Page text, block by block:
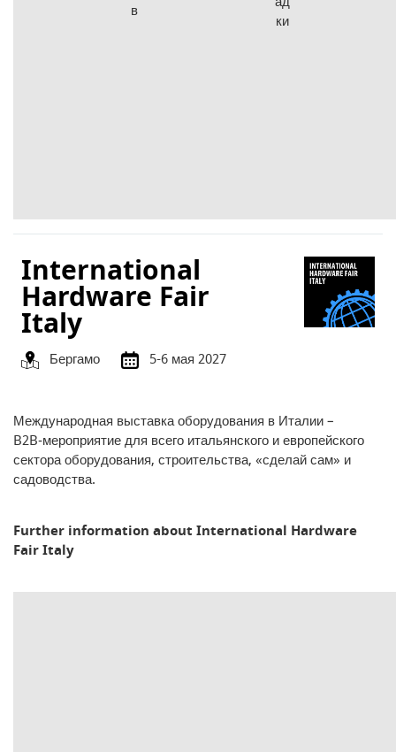
в
ки
International
Hardware Fair
Italy
Бергамо 5-6 мая 2027
Международная выставка оборудования в Италии –
B2B‑мероприятие для всего итальянского и европейского
сектора оборудования, строительства, «сделай сам» и
садоводства.
Further information about International Hardware
Fair Italy